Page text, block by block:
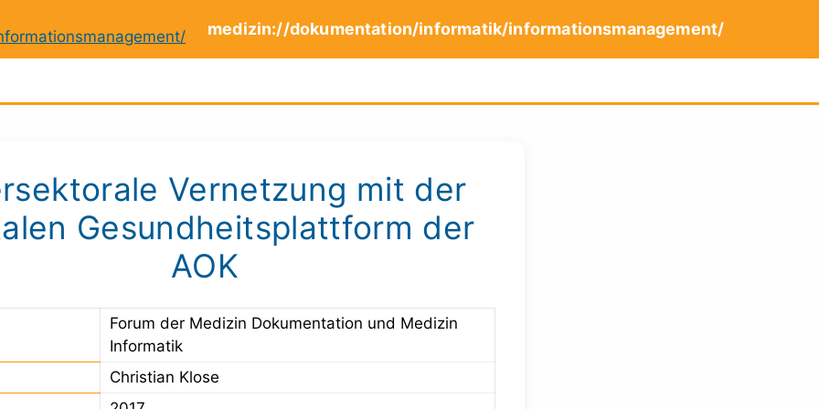
medizin://dokumentation/informatik/informationsmanagement/
Vernetzung mit der
Gesundheitsplattform der
AOK
Forum der Medizin Dokumentation und Medizin
Informatik
Christian Klose